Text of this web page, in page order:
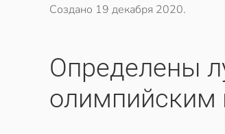
Создано 19 декабря 2020.
Определены
олимпийским